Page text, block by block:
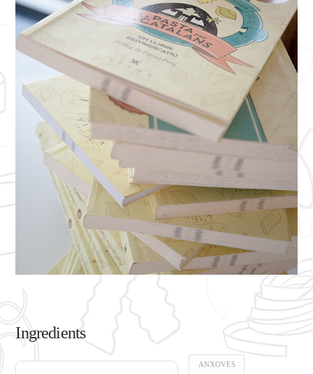
Ingredients
ANXOVES